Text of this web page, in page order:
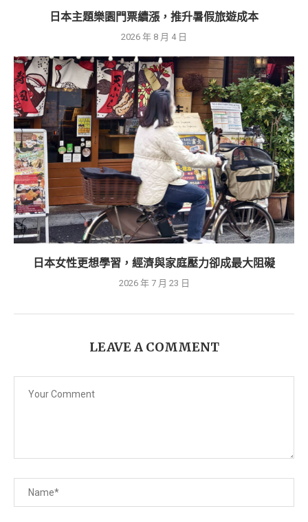
日本主題樂園門票續漲，推升暑假旅遊成本
2026 年 8 月 4 日
日本女性更想學習，經濟與家庭壓力卻成最大阻礙
2026 年 7 月 23 日
LEAVE A COMMENT